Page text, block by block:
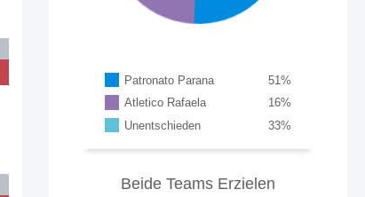
Patronato Parana %
51
Atletico Rafaela
%
16
Unentschieden
%
33
Beide Teams Erzielen